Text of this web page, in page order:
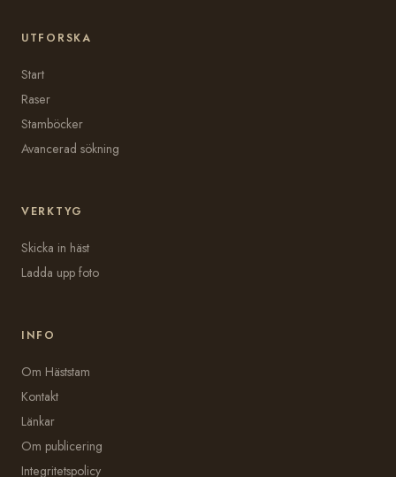
UTFORSKA
Start
Raser
Stamböcker
Avancerad sökning
VERKTYG
Skicka in häst
Ladda upp foto
INFO
Om Häststam
Kontakt
Länkar
Om publicering
Integritetspolicy